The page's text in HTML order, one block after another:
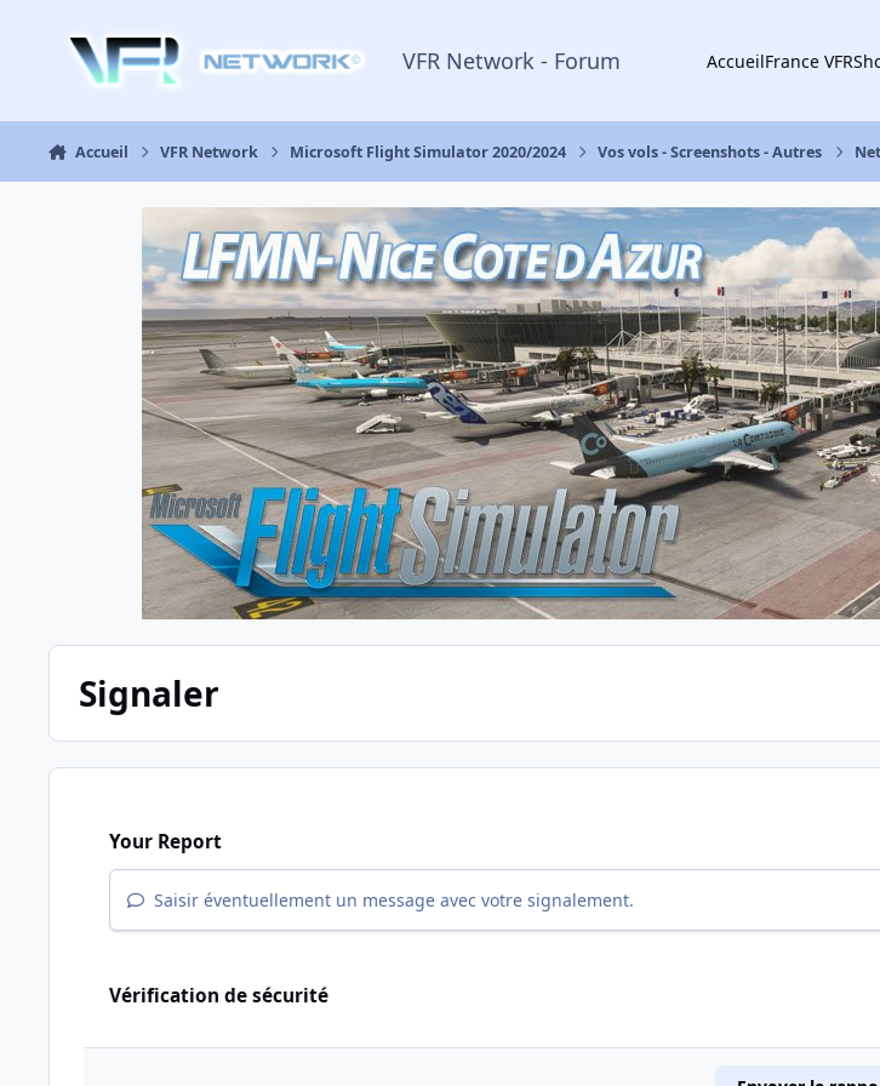
VFR Network - Forum AccueilFrance VFR
Accueil VFR Network Microsoft Flight Simulator 2020/2024 Vos vols - Screenshots - Autres
Signaler
Your Report
Saisir éventuellement un message avec votre signalement.
Vérification de sécurité